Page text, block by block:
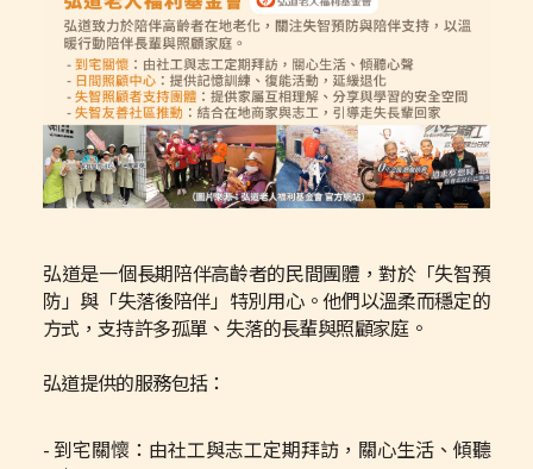
弘道是一個長期陪伴高齡者的民間團體，對於「失智預
防」與「失落後陪伴」特別用心。他們以溫柔而穩定的
方式，支持許多孤單、失落的長輩與照顧家庭。
弘道提供的服務包括：
- 到宅關懷：由社工與志工定期拜訪，關心生活、傾聽